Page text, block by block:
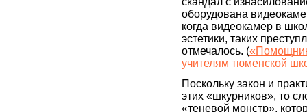
оборудована
когда видеокамер в
эстетики, таких
отмечалось. (
учителям тюменской
Поскольку закон и
этих «шкурников», то
«теневой монстр»,